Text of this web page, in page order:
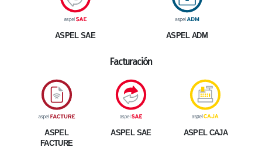
ASPEL SAE ASPEL ADM
Facturación
ASPEL
FACTURE
ASPEL SAE ASPEL CAJA